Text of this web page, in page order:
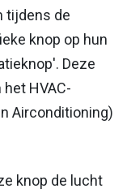
tijdens de
knop op hun
Deze
HVAC-
Airconditioning)
knop de lucht